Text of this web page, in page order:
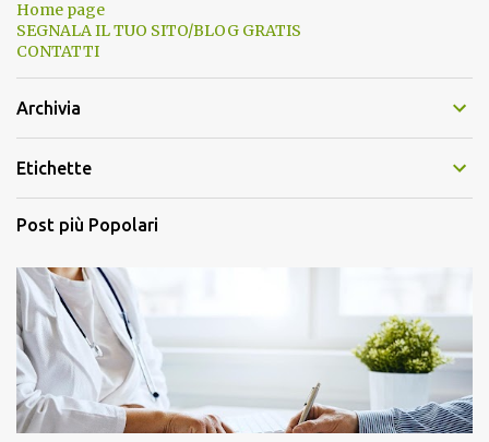
Home page
SEGNALA IL TUO SITO/BLOG GRATIS
CONTATTI
Archivia
Etichette
Post più Popolari